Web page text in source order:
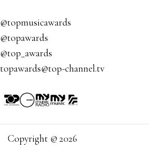
@topmusicawards
@topawards
@top_awards
topawards@top-channel.tv
Copyright © 2026